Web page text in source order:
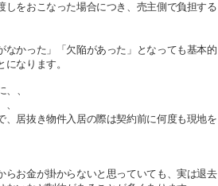
しをおこなった場合につき、売主側で負担する
なかった」「欠陥があった」となっても基本的
なります。
、
、居抜き物件入居の際は契約前に何度も現地を
らお金が掛からないと思っていても、実は退去